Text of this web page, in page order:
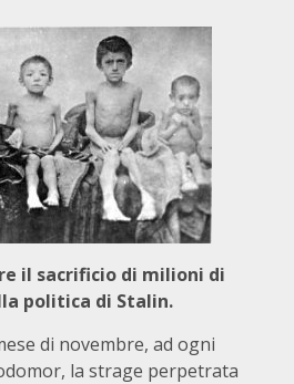
il sacrificio di milioni di
politica di Stalin.
di novembre, ad ogni
la strage perpetrata